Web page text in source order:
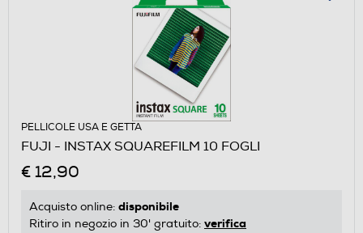
PELLICOLE USA E GETTA
FUJI - INSTAX SQUAREFILM 10 FOGLI
€ 12,90
Acquisto online: disponibile
Ritiro in negozio in 30' gratuito: verifica